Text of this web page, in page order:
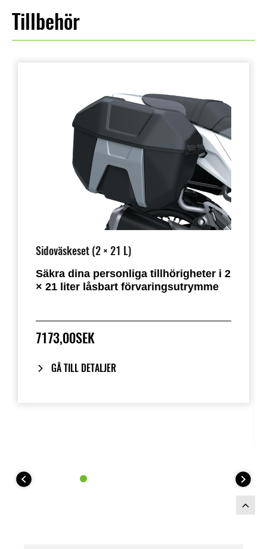
Tillbehör
Sidoväskeset (2 × 21 L)
Säkra dina personliga tillhörigheter i 2
× 21 liter låsbart förvaringsutrymme
7173,00SEK
GÅ TILL DETALJER